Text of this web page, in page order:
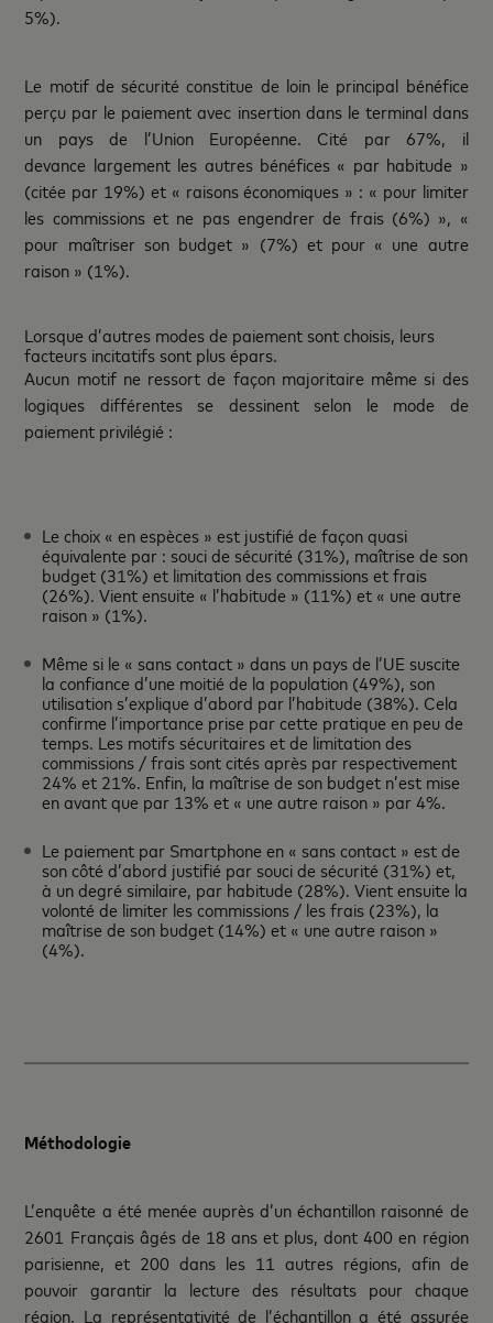
5%).
Le motif de sécurité constitue de loin le principal bénéfice
perçu par le paiement avec insertion dans le terminal dans
un pays de l’Union Européenne. Cité par 67%, il
devance largement les autres bénéfices « par habitude »
(citée par 19%) et « raisons économiques » : « pour limiter
les commissions et ne pas engendrer de frais (6%) », «
pour maîtriser son budget » (7%) et pour « une autre
raison » (1%).
Lorsque d’autres modes de paiement sont choisis, leurs
facteurs incitatifs sont plus épars.
Aucun motif ne ressort de façon majoritaire même si des
logiques différentes se dessinent selon le mode de
paiement privilégié :
Le choix « en espèces » est justifié de façon quasi
équivalente par : souci de sécurité (31%), maîtrise de son
budget (31%) et limitation des commissions et frais
(26%). Vient ensuite « l’habitude » (11%) et « une autre
raison » (1%).
Même si le « sans contact » dans un pays de l’UE suscite
la confiance d’une moitié de la population (49%), son
utilisation s’explique d’abord par l’habitude (38%). Cela
confirme l’importance prise par cette pratique en peu de
temps. Les motifs sécuritaires et de limitation des
commissions / frais sont cités après par respectivement
24% et 21%. Enfin, la maîtrise de son budget n’est mise
en avant que par 13% et « une autre raison » par 4%.
Le paiement par Smartphone en « sans contact » est de
son côté d’abord justifié par souci de sécurité (31%) et,
à un degré similaire, par habitude (28%). Vient ensuite la
volonté de limiter les commissions / les frais (23%), la
maîtrise de son budget (14%) et « une autre raison »
(4%).
Méthodologie
L’enquête a été menée auprès d’un échantillon raisonné de
2601 Français âgés de 18 ans et plus, dont 400 en région
parisienne, et 200 dans les 11 autres régions, afin de
pouvoir garantir la lecture des résultats pour chaque
région. La représentativité de l’échantillon a été assurée